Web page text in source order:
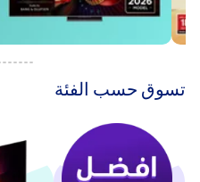
‫تسوق حسب الفئة‬